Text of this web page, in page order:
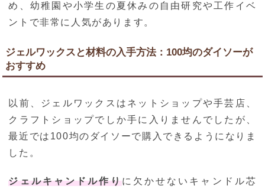
め、幼稚園や小学生の夏休みの自由研究や工作イベ
ントで非常に人気があります。
ジェルワックスと材料の入手方法：100均のダイソーが
おすすめ
以前、ジェルワックスはネットショップや手芸店、
クラフトショップでしか手に入りませんでしたが、
最近では100均のダイソーで購入できるようになりま
した。
ジェルキャンドル作りに欠かせないキャンドル芯